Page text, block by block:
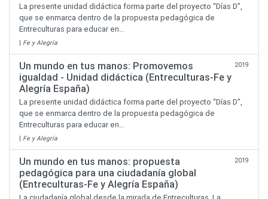
La presente unidad didáctica forma parte del proyecto “Días D”,
que se enmarca dentro de la propuesta pedagógica de
Entreculturas para educar en...
| Fe y Alegría
Un mundo en tus manos: Promovemos
igualdad - Unidad didáctica (Entreculturas-Fe y
Alegría España)
2019
La presente unidad didáctica forma parte del proyecto “Días D”,
que se enmarca dentro de la propuesta pedagógica de
Entreculturas para educar en...
| Fe y Alegría
Un mundo en tus manos: propuesta
pedagógica para una ciudadanía global
(Entreculturas-Fe y Alegría España)
2019